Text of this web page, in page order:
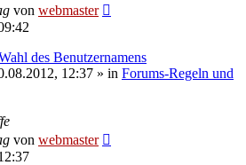
von webmaster
des Benutzernamens
12:37 » in Forums-Regeln und
von webmaster